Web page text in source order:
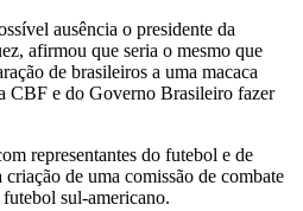
ausência o presidente da
afirmou que seria o mesmo que
de brasileiros a uma macaca
CBF e do Governo Brasileiro fazer
representantes do futebol e de
de uma comissão de combate
sul-americano.